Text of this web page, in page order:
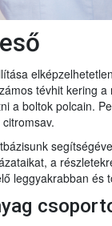
tévhit kering
a boltok polcain.
a
leggyakrabban és